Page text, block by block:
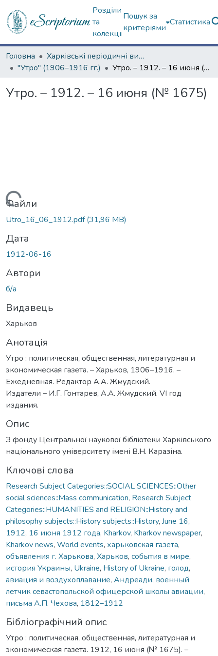
Розділи
та
колекції
Пошук за
критеріями
Статистика
Головна
Харківські періодичні видання
"Утро" (1906–1916 гг.)
Утро. – 1912. – 16 июня (№ 1675)
Утро. – 1912. – 16 июня (№ 1675)
Вантажиться...
Файли
Utro_16_06_1912.pdf(31,96 MB)
Дата
1912-06-16
Автори
б/а
Видавець
Харьков
Анотація
Утро : политическая, общественная, литературная и
экономическая газета. – Харьков, 1906–1916. –
Ежедневная. Редактор А.А. Жмудский.
Издатели – И.Г. Гонтарев, А.А. Жмудский. VI год
издания.
Опис
З фонду Центральної наукової бібліотеки Харківського
національного університету імені В.Н. Каразіна.
Ключові слова
Research Subject Categories::SOCIAL SCIENCES::Other
social sciences::Mass communication, Research Subject
Categories::HUMANITIES and RELIGION::History and
philosophy subjects::History subjects::History, June 16,
1912, 16 июня 1912 года, Kharkov, Kharkov newspaper,
Kharkov news, World events, харьковская газета,
объявления г. Харькова, Харьков, события в мире,
история Украины, Ukraine, History of Ukraine, голод,
авиация и воздухоплавание, Андреади, военный
летчик севастопольской офицерской школы авиации,
письма А.П. Чехова, 1812–1912
Бібліографічний опис
Утро : политическая, общественная, литературная и
экономическая газета. 1912, 16 июня (№ 1675). –